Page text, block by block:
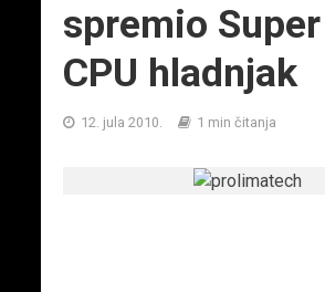
spremio
CPU hladnjak
12. jula 2010. 1 min čitanja